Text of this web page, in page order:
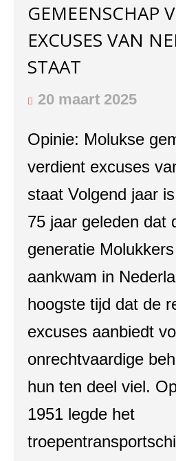
GEMEENSCHAP
EXCUSES VAN
STAAT
20 maart 2025
Opinie: Molukse
verdient excuses
staat Volgend jaar
75 jaar geleden dat
generatie
aankwam in
hoogste tijd dat de
excuses aanbiedt
onrechtvaardige
hun ten deel viel.
1951 legde het